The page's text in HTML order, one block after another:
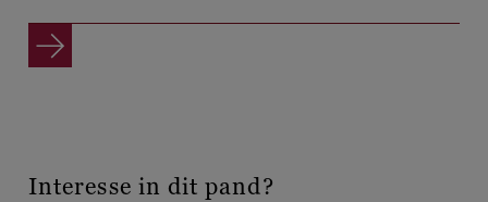
Interesse in dit pand?